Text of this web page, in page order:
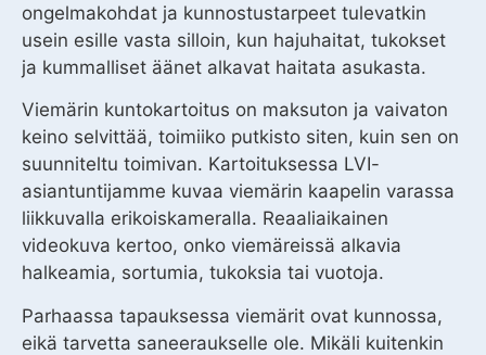
ongelmakohdat ja kunnostustarpeet tulevatkin
usein esille vasta silloin, kun hajuhaitat, tukokset
ja kummalliset äänet alkavat haitata asukasta.
Viemärin kuntokartoitus on maksuton ja vaivaton
keino selvittää, toimiiko putkisto siten, kuin sen on
suunniteltu toimivan. Kartoituksessa LVI-
asiantuntijamme kuvaa viemärin kaapelin varassa
liikkuvalla erikoiskameralla. Reaaliaikainen
videokuva kertoo, onko viemäreissä alkavia
halkeamia, sortumia, tukoksia tai vuotoja.
Parhaassa tapauksessa viemärit ovat kunnossa,
eikä tarvetta saneeraukselle ole. Mikäli kuitenkin